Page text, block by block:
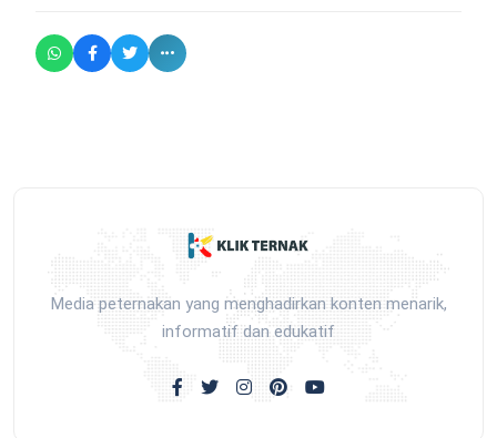
Media peternakan yang menghadirkan konten menarik,
informatif dan edukatif